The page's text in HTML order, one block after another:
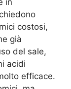
costosi,
già
del sale,
acidi
efficace.